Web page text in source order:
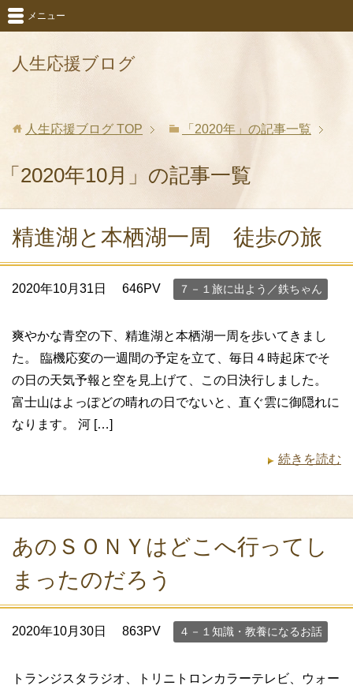
人生応援ブログ
メニュー
人生応援ブログ TOP 「2020年」の記事一覧
「2020年10月」の記事一覧
精進湖と本栖湖一周 徒歩の旅
2020年10月31日 646PV ７－１旅に出よう／鉄ちゃん
爽やかな青空の下、精進湖と本栖湖一周を歩いてきまし
た。 臨機応変の一週間の予定を立て、毎日４時起床でそ
の日の天気予報と空を見上げて、この日決行しました。
富士山はよっぽどの晴れの日でないと、直ぐ雲に御隠れに
なります。 河 […]
続きを読む
あのＳＯＮＹはどこへ行ってし
まったのだろう
2020年10月30日 863PV ４－１知識・教養になるお話
トランジスタラジオ、トリニトロンカラーテレビ、ウォー